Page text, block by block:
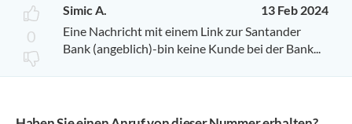
0
Simic A.
13 Feb 2024
Eine Nachricht mit einem Link zur Santander
Bank (angeblich)-bin keine Kunde bei der Bank...